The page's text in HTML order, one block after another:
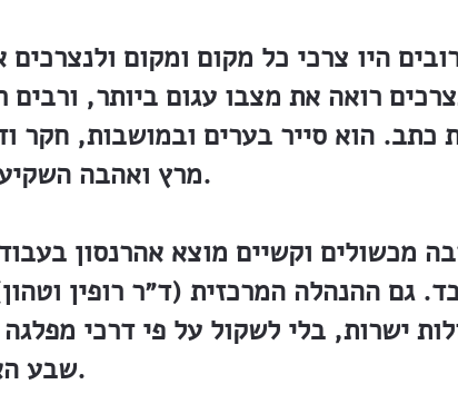
היו צרכי כל מקום ומקום
רואה את מצבו עגום ביותר,
כתב. הוא סייר בערים ובמושבות, חקר
מרץ ואהבה השקיע אהרנסון בעבודת הסיוע.
מכשולים וקשיים מוצא אהרנסון
גם ההנהלה המרכזית (ד״ר רופין
ישרות, בלי לשקול על פי דרכי
שבע האיש תמרורים.